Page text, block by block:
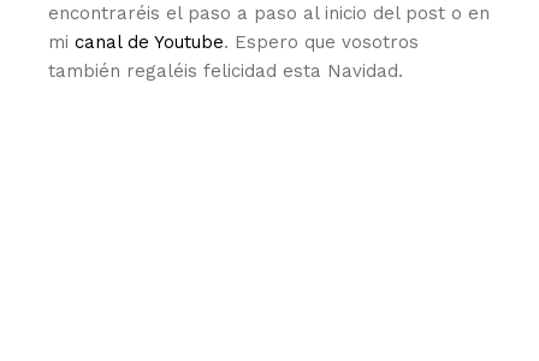
encontraréis el paso a paso al inicio del post o en
micanal de Youtube. Espero que vosotros
también regaléis felicidad esta Navidad.